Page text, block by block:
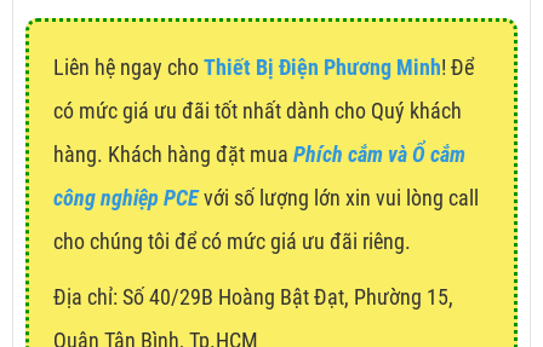
Liên hệ ngay choThiết Bị Điện Phương Minh! Để
có mức giá ưu đãi tốt nhất dành cho Quý khách
hàng. Khách hàng đặt mua Phích cắm và Ổ cắm
công nghiệp PCEvới số lượng lớn xin vui lòng call
cho chúng tôi để có mức giá ưu đãi riêng.
Địa chỉ: Số 40/29B Hoàng Bật Đạt, Phường 15,
Quận Tân Bình, Tp.HCM